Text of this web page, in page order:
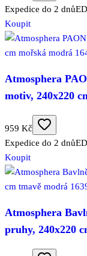
Expedice do 2 dnů
Koupit
Atmosphera
motiv, 240x220
959 Kč
Expedice do 2 dnů
Koupit
Atmosphera
pruhy, 240x220